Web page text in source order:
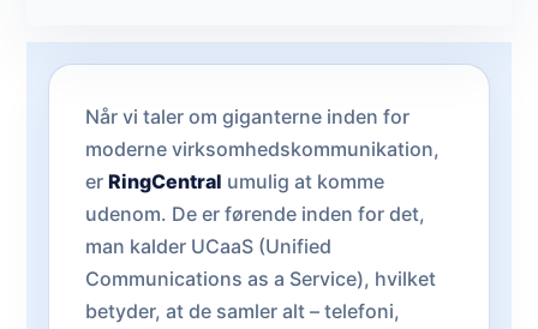
Når vi taler om giganterne inden for
moderne virksomhedskommunikation,
er RingCentral umulig at komme
udenom. De er førende inden for det,
man kalder UCaaS (Unified
Communications as a Service), hvilket
betyder, at de samler alt – telefoni,